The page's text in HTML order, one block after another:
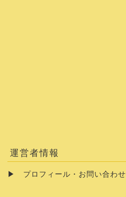
運営者情報
▶ プロフィール・お問い合わせ